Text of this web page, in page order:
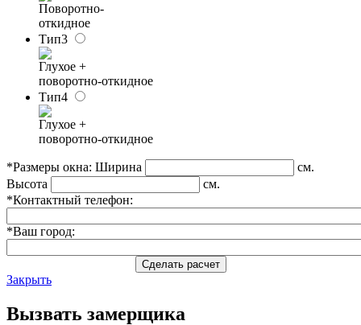
Поворотно-
откидное
Тип3
Глухое +
поворотно-откидное
Тип4
Глухое +
поворотно-откидное
*Размеры окна: Ширина
см.
Высота
см.
*Контактный телефон:
*Ваш город:
Сделать расчет
Закрыть
Вызвать замерщика